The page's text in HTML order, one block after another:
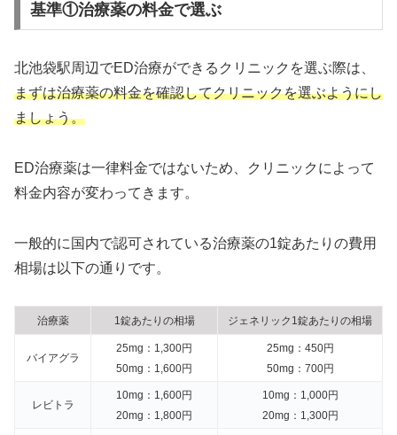
基準①治療薬の料金で選ぶ
北池袋駅周辺でED治療ができるクリニックを選ぶ際は、
まずは治療薬の料金を確認してクリニックを選ぶようにし
ましょう。
ED治療薬は一律料金ではないため、クリニックによって
料金内容が変わってきます。
一般的に国内で認可されている治療薬の1錠あたりの費用
相場は以下の通りです。
治療薬 1錠あたりの相場 ジェネリック1錠あたりの相場
バイアグラ
25mg：1,300円
50mg：1,600円
25mg：450円
50mg：700円
レビトラ
10mg：1,600円
20mg：1,800円
10mg：1,000円
20mg：1,300円